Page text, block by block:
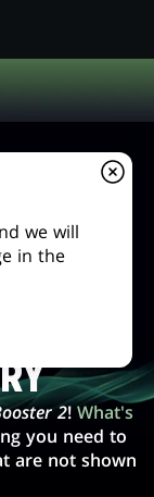
2! What's
you need to
are not shown
we will
in the